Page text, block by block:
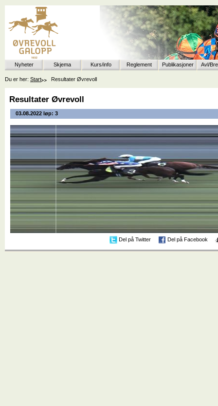
Nyheter Skjema Kurs/info Reglement Publikasjoner Avl/
Du er her: Start Resultater Øvrevoll
Resultater Øvrevoll
03.08.2022 løp: 3
Del på Twitter Del på Facebook